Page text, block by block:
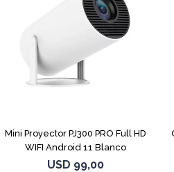
Mini Proyector PJ300 PRO Full HD
WIFI Android 11 Blanco
USD 99,00